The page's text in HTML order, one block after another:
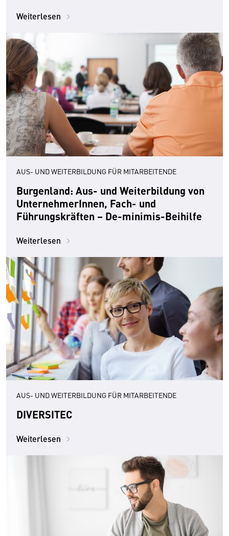
Weiterlesen
AUS- UND WEITERBILDUNG FÜR MITARBEITENDE
Burgenland: Aus- und Weiterbildung von
UnternehmerInnen, Fach- und
Führungskräften – De-minimis-Beihilfe
Weiterlesen
AUS- UND WEITERBILDUNG FÜR MITARBEITENDE
DIVERSITEC
Weiterlesen